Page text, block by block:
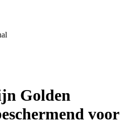
Golden
voor